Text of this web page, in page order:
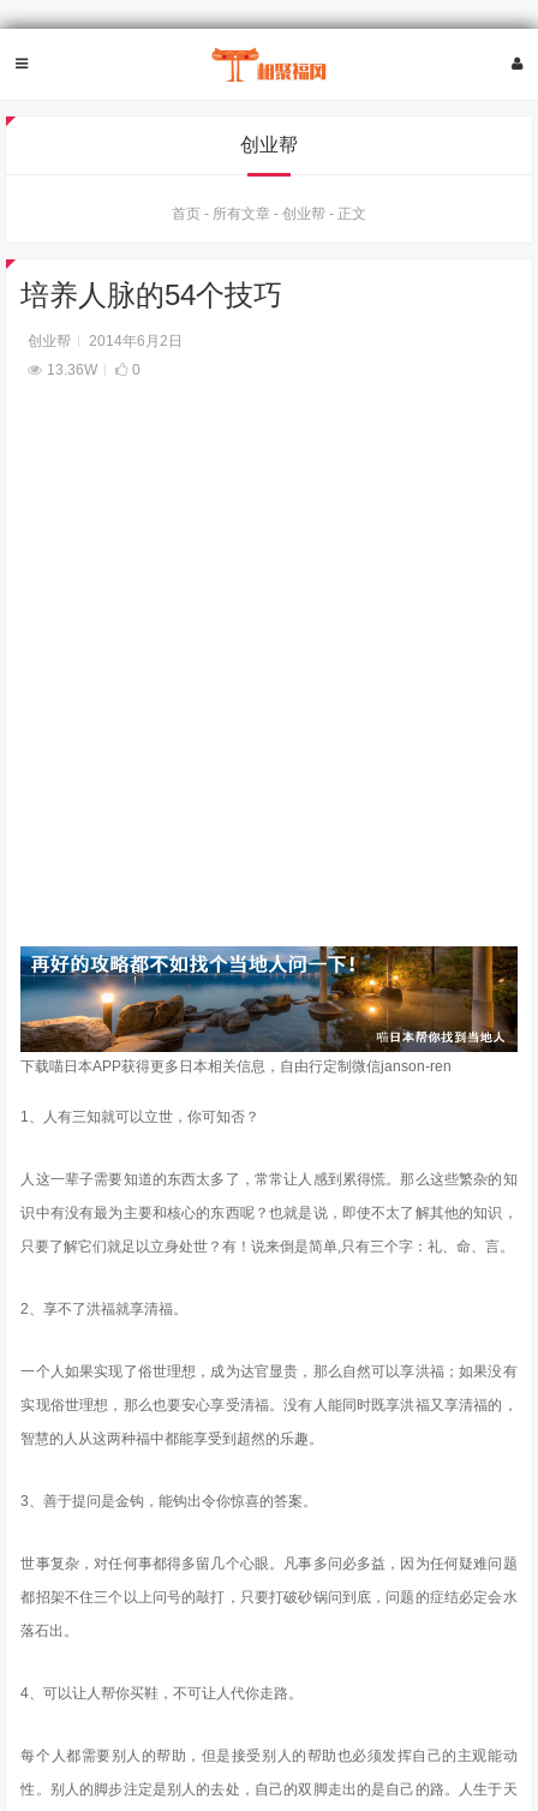
创业帮
首页 - 所有文章 - 创业帮 - 正文
培养人脉的54个技巧
创业帮
2014年6月2日
13.36W
0
下载喵日本APP获得更多日本相关信息，自由行定制微信janson-ren
1、人有三知就可以立世，你可知否？
人这一辈子需要知道的东西太多了，常常让人感到累得慌。那么这些繁杂的知
识中有没有最为主要和核心的东西呢？也就是说，即使不太了解其他的知识，
只要了解它们就足以立身处世？有！说来倒是简单,只有三个字：礼、命、言。
2、享不了洪福就享清福。
一个人如果实现了俗世理想，成为达官显贵，那么自然可以享洪福；如果没有
实现俗世理想，那么也要安心享受清福。没有人能同时既享洪福又享清福的，
智慧的人从这两种福中都能享受到超然的乐趣。
3、善于提问是金钩，能钩出令你惊喜的答案。
世事复杂，对任何事都得多留几个心眼。凡事多问必多益，因为任何疑难问题
都招架不住三个以上问号的敲打，只要打破砂锅问到底，问题的症结必定会水
落石出。
4、可以让人帮你买鞋，不可让人代你走路。
每个人都需要别人的帮助，但是接受别人的帮助也必须发挥自己的主观能动
性。别人的脚步注定是别人的去处，自己的双脚走出的是自己的路。人生于天